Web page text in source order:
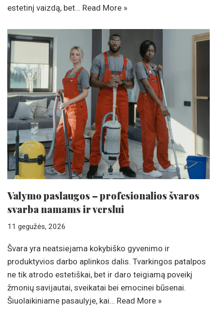
estetinį vaizdą, bet… Read More »
Valymo paslaugos – profesionalios švaros
svarba namams ir verslui
11 gegužės, 2026
Švara yra neatsiejama kokybiško gyvenimo ir
produktyvios darbo aplinkos dalis. Tvarkingos patalpos
ne tik atrodo estetiškai, bet ir daro teigiamą poveikį
žmonių savijautai, sveikatai bei emocinei būsenai.
Šiuolaikiniame pasaulyje, kai… Read More »